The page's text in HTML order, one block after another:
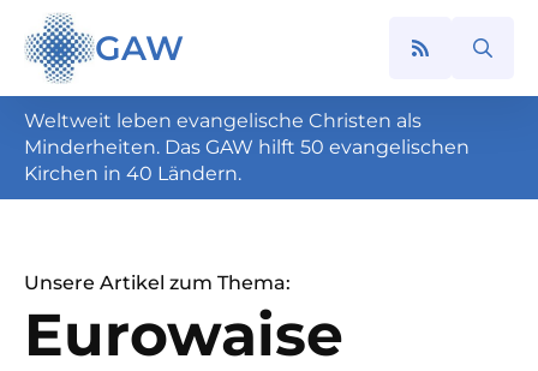
GAW
Search
Weltweit leben evangelische Christen als
Minderheiten. Das GAW hilft 50 evangelischen
Kirchen in 40 Ländern.
Unsere Artikel zum Thema:
Eurowaise